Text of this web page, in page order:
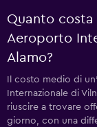
Quanto
Aeroporto
Alamo?
Il costo medio di
Internazionale di
riuscire a trovare
giorno, con una